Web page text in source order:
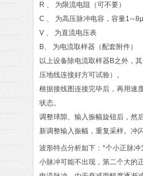
R 、 为限流电阻（可不要）
C 、 为高压脉冲电容，容量
V 、 为直流电压表
B、 为电流取样器（配套附件）
以上设备除电流取样器B之外，
压地线连接好方可试验）。
根据接线图连接完毕后，再用速
状态。
调整球隙、输入振幅旋钮后，然
新调整输入振幅，重复采样。冲
波形特点分析如下：*个小正脉
小脉冲可能不出现，第二个大的